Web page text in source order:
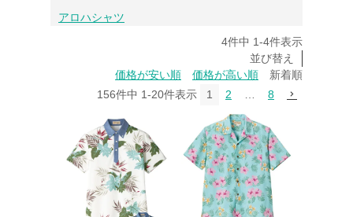
アロハシャツ
4件中 1-4件表示
並び替え
価格が安い順
価格が高い順
新着順
156件中 1-20件表示 1 2 8